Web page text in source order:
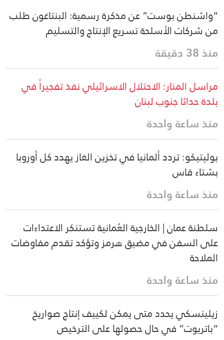
“واشنطن بوست” عن مذكرة رسمية: البنتاغون طلب
من شركات الأسلحة تسريع الإنتاج والتسليم
منذ 38 دقيقة
مراسل المنار: الاحتلال الاسرائيلي نفذ تفجيراً في
بلدة حداثا جنوب لبنان
منذ ساعة واحدة
بوليتيكو: تردد ألمانيا في تخزين الغاز يهدد كل أوروبا
بشتاء قاس
منذ ساعة واحدة
سلطنة عمان | الخارجية العُمانية تستنكر الاعتداءات
على السفن في مضيق هرمز وتؤكد تقدم مفاوضات
الملاحة
منذ ساعة واحدة
زيلينسكي يحدد متى يمكن لكييف إنتاج صواريخ
“باتريوت” في حال حصولها على الترخيص